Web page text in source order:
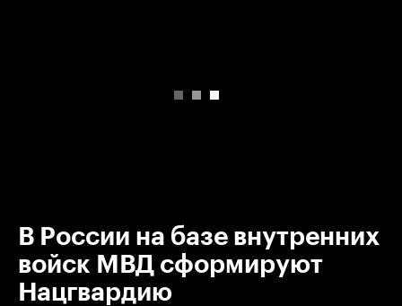
В России на базе внутренних
войск МВД сформируют
Нацгвардию